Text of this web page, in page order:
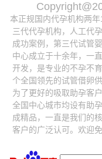
本正规国内代孕机构两
三代代孕机构，人工代
成功案例，第三代试管
中心成立于十余年，一
开发，是专业的不孕不
个全国领先的试管借卵
为了更好的吸取助孕客
全国中心城市均设有助
成精品，一直是我们的
客户的广泛认可。欢迎